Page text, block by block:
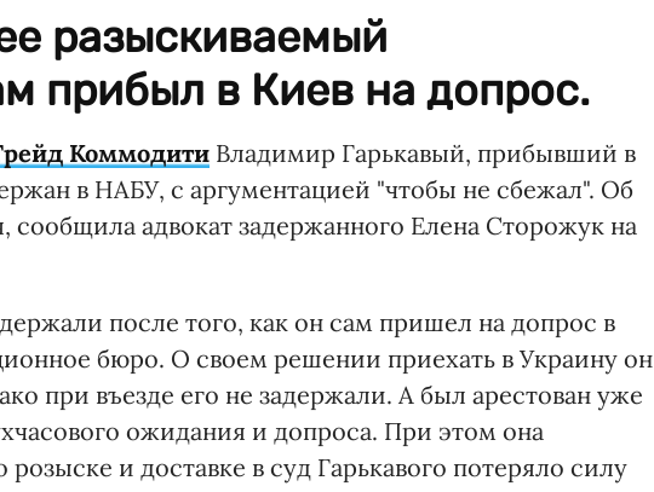
разыскиваемый
прибыл в Киев на допрос.
Коммодити Владимир Гарькавый, прибывший в
в НАБУ, с аргументацией "чтобы не сбежал". Об
сообщила адвокат задержанного Елена Сторожук на
после того, как он сам пришел на допрос в
бюро. О своем решении приехать в Украину он
при въезде его не задержали. А был арестован уже
ожидания и допроса. При этом она
и доставке в суд Гарькавого потеряло силу